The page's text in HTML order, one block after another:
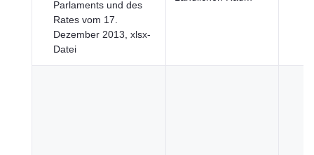
Parlaments und des
Rates vom 17.
Dezember 2013, xlsx-
Datei